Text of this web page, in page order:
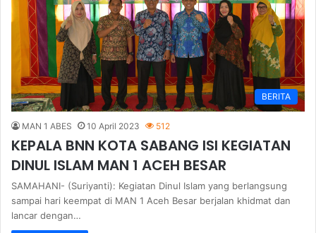
BERITA
MAN 1 ABES 10 April 2023 512
KEPALA BNN KOTA SABANG ISI KEGIATAN
DINUL ISLAM MAN 1 ACEH BESAR
SAMAHANI- (Suriyanti): Kegiatan Dinul Islam yang berlangsung
sampai hari keempat di MAN 1 Aceh Besar berjalan khidmat dan
lancar dengan…